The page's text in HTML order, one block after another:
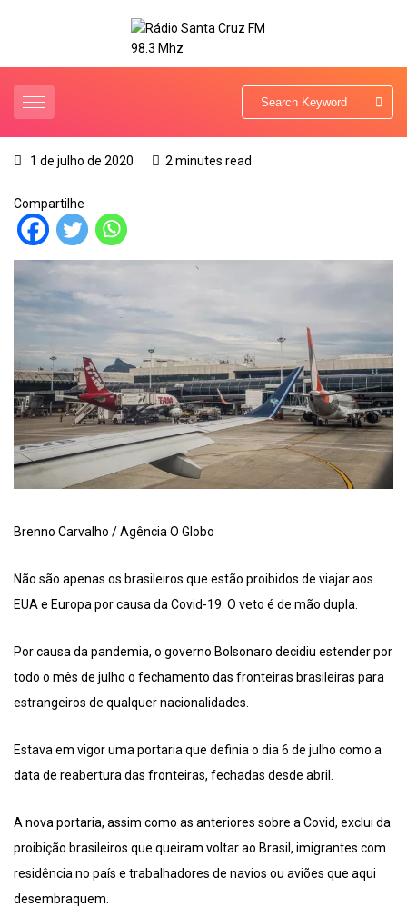
1 de julho de 2020 2 minutes read
Compartilhe
Brenno Carvalho / Agência O Globo
Não são apenas os brasileiros que estão proibidos de viajar aos
EUA e Europa por causa da Covid-19. O veto é de mão dupla.
Por causa da pandemia, o governo Bolsonaro decidiu estender por
todo o mês de julho o fechamento das fronteiras brasileiras para
estrangeiros de qualquer nacionalidades.
Estava em vigor uma portaria que definia o dia 6 de julho como a
data de reabertura das fronteiras, fechadas desde abril.
A nova portaria, assim como as anteriores sobre a Covid, exclui da
proibição brasileiros que queiram voltar ao Brasil, imigrantes com
residência no país e trabalhadores de navios ou aviões que aqui
desembraquem.